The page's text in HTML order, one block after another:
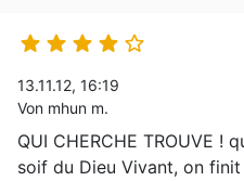
    
13.11.12, 16:19
Von mhun m.
QUI CHERCHE TROUVE !
soif du Dieu Vivant, on